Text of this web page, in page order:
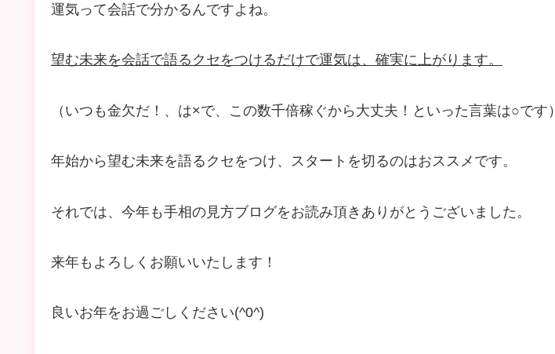
運気って会話で分かるんですよね。
望む未来を会話で語るクセをつけるだけで運気は、確実に上がります。
（いつも金欠だ！、は×で、この数千倍稼ぐから大丈夫！といった言葉は○です）
年始から望む未来を語るクセをつけ、スタートを切るのはおススメです。
それでは、今年も手相の見方ブログをお読み頂きありがとうございました。
来年もよろしくお願いいたします！
良いお年をお過ごしください(^0^)